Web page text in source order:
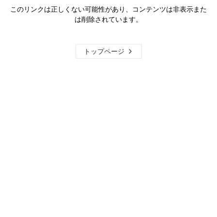
このリンクは正しくない可能性があり、コンテンツは非表示また
は削除されています。
トップページ